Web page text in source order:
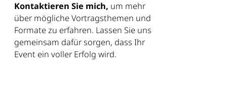
Kontaktieren Sie mich, um mehr
über mögliche Vortragsthemen und
Formate zu erfahren. Lassen Sie uns
gemeinsam dafür sorgen, dass Ihr
Event ein voller Erfolg wird.